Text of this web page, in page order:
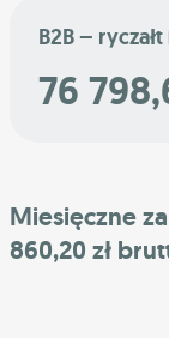
B2B – ryczałt
76
Miesięczne
860,20 zł